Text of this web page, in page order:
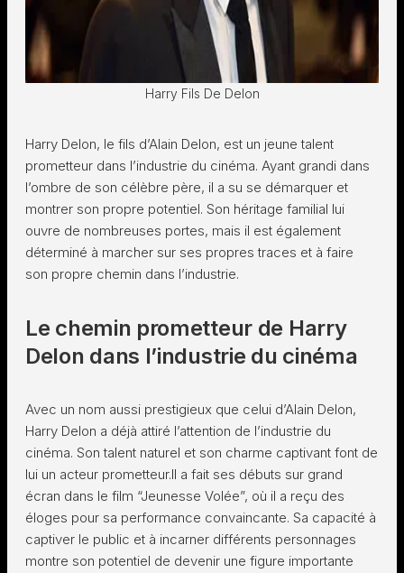
Harry Fils De Delon
Harry Delon, le fils d’Alain Delon, est un jeune talent
prometteur dans l’industrie du cinéma. Ayant grandi dans
l’ombre de son célèbre père, il a su se démarquer et
montrer son propre potentiel. Son héritage familial lui
ouvre de nombreuses portes, mais il est également
déterminé à marcher sur ses propres traces et à faire
son propre chemin dans l’industrie.
Le chemin prometteur de Harry
Delon dans l’industrie du cinéma
Avec un nom aussi prestigieux que celui d’Alain Delon,
Harry Delon a déjà attiré l’attention de l’industrie du
cinéma. Son talent naturel et son charme captivant font de
lui un acteur prometteur.Il a fait ses débuts sur grand
écran dans le film “Jeunesse Volée”, où il a reçu des
éloges pour sa performance convaincante. Sa capacité à
captiver le public et à incarner différents personnages
montre son potentiel de devenir une figure importante